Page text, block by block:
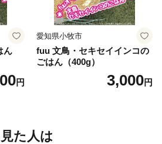
ん
円
愛知県小牧市
fuu 文鳥・セキセイインコの
ごはん（400g）
3,000円
た人は